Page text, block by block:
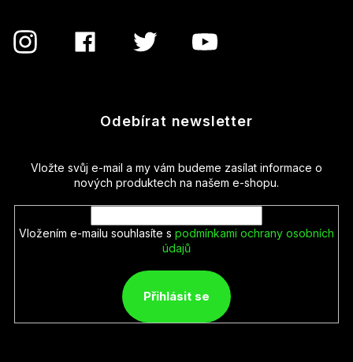
Odebírat newsletter
Vložte svůj e-mail a my vám budeme zasílat informace o
nových produktech na našem e-shopu.
Vložením e-mailu souhlasíte s podmínkami ochrany osobních
údajů
Přihlásit se